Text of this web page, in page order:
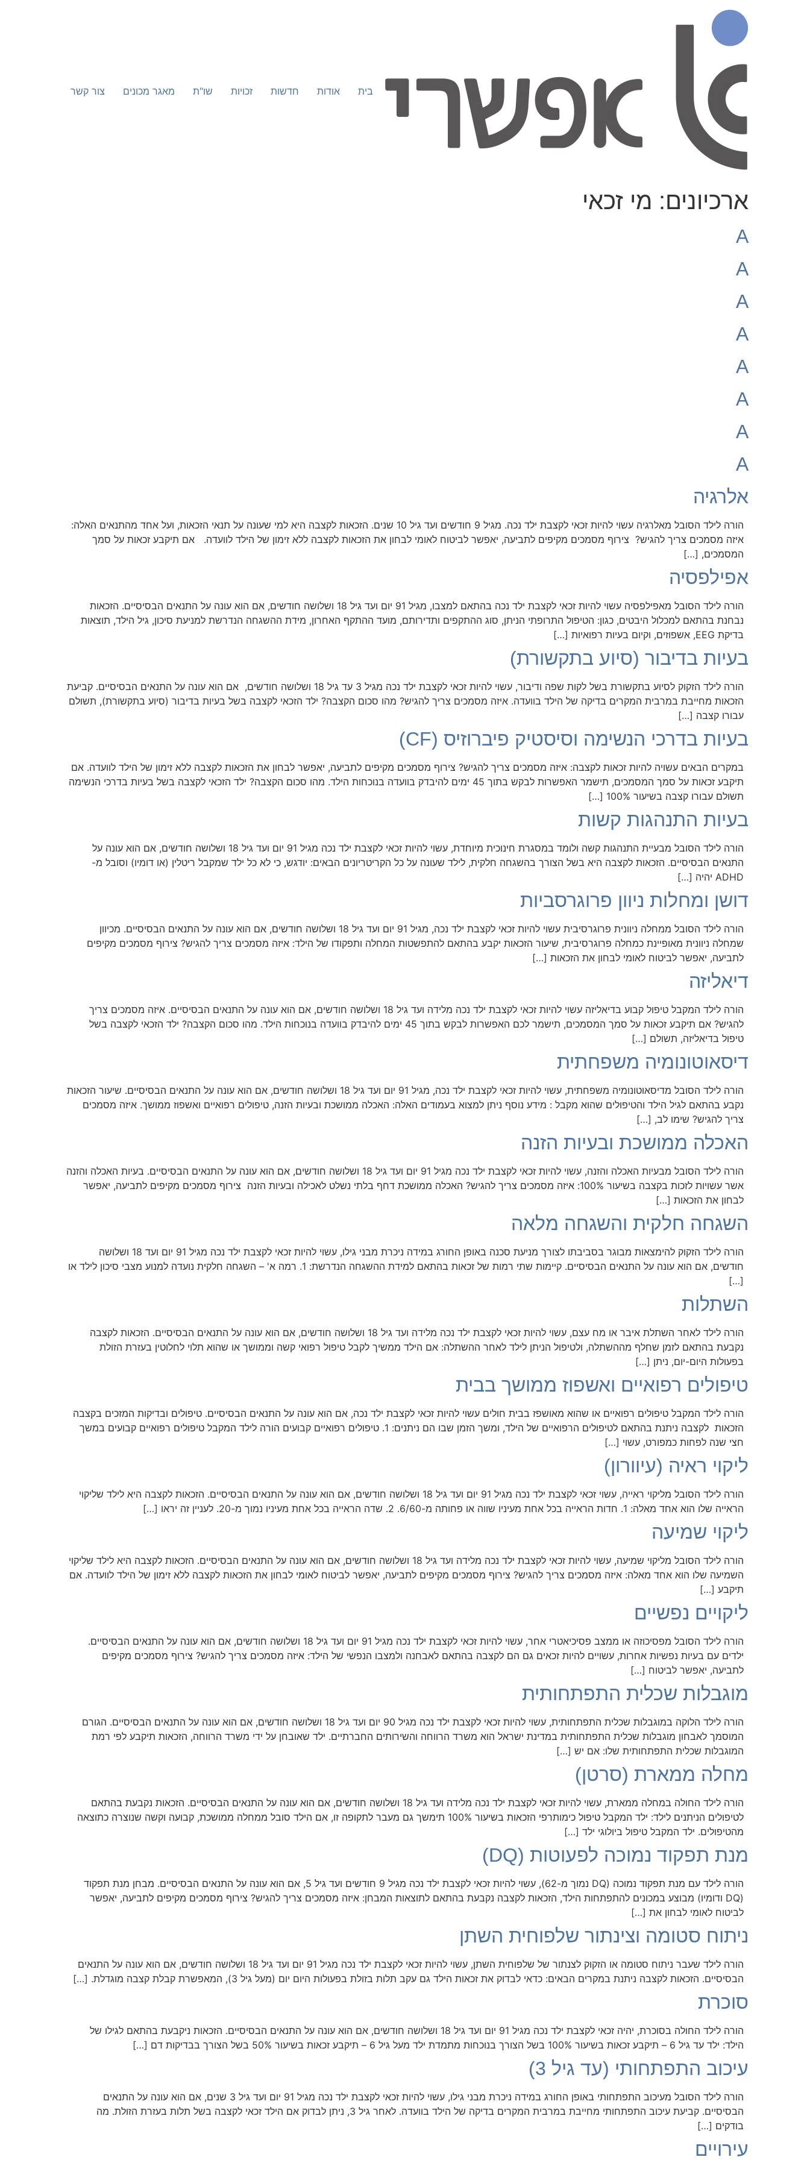
בית אודות חדשות זכויות שו"ת מאגר מכונים צור קשר
ארכיונים: מי זכאי
A
A
A
A
A
A
A
A
אלרגיה
הורה לילד הסובל מאלרגיה עשוי להיות זכאי לקצבת ילד נכה. מגיל 9 חודשים ועד גיל 10 שנים. הזכאות לקצבה היא למי שעונה על תנאי הזכאות, ועל אחד מהתנאים האלה:
איזה מסמכים צריך להגיש? צירוף מסמכים מקיפים לתביעה, יאפשר לביטוח לאומי לבחון את הזכאות לקצבה ללא זימון של הילד לוועדה. אם תיקבע זכאות על סמך
המסמכים, […]
אפילפסיה
הורה ל​ילד הסובל מאפילפסיה עשוי להיות זכאי לקצבת ילד נכה בהתאם למצבו, מגיל 91 יום ועד גיל 18 ושלושה חודשים, אם הוא עונה על התנאים הבסיסיים. הזכאות
נבחנת בהתאם למכלול היבטים, כגון: הטיפול התרופתי הניתן, סוג ההתקפים ותדירותם, מועד ההתקף האחרון, מידת ההשגחה הנדרשת למניעת סיכון, גיל הילד, תוצאות
בדיקת EEG, אשפוזים, וקיום בעיות רפואיות […]
בעיות בדיבור (סיוע בתקשורת)
הורה לילד הזקוק לסיוע בתקשורת בשל לקות שפה ודיבור, עשוי להיות זכאי לקצבת ילד נכה מגיל 3 עד גיל 18 ושלושה חודשים, אם הוא עונה על התנאים הבסיסיים. קביעת
הזכאות מחייבת במרבית המקרים בדיקה של הילד בוועדה. איזה מסמכים צריך להגיש? מהו סכום הקצבה? ילד הזכאי לקצבה בשל בעיות בדיבור (סיוע בתקשורת), תשולם
עבורו קצבה […]
בעיות בדרכי הנשימה וסיסטיק פיברוזיס (CF)
במקרים הבאים עשויה להיות זכאות לקצבה: איזה מסמכים צריך להגיש? צירוף מסמכים מקיפים לתביעה, יאפשר לבחון את הזכאות לקצבה ללא זימון של הילד לוועדה. אם
תיקבע זכאות על סמך המסמכים, תישמר האפשרות לבקש בתוך 45 ימים להיבדק בוועדה בנוכחות הילד. מהו סכום הקצבה? ילד הזכאי לקצבה בשל בעיות בדרכי הנשימה
תשולם עבורו קצבה בשיעור 100% […]
בעיות התנהגות קשות
הורה ל​ילד הסובל מבעיית התנהגות קשה ולומד במסגרת חינוכית מיוחדת, עשוי להיות זכאי לקצבת ילד נכה מגיל 91 יום ועד גיל 18 ושלושה חודשים, אם הוא עונה על
התנאים הבסיסיים. הזכאות לקצבה היא בשל הצורך בהשגחה חלקית, לילד שעונה על כל הקריטריונים הבאים: יודגש, כי לא כל ילד שמקבל ריטלין (או דומיו) וסובל מ-
ADHD יהיה […]
דושן ומחלות ניוון פרוגרסביות
הורה ל​ילד הסובל ממחלה ניוונית פרוגרסיבית עשוי להיות זכאי לקצבת ילד נכה, מגיל 91 יום ועד גיל 18 ושלושה חודשים, אם הוא עונה על התנאים הבסיסיים. מכיוון
שמחלה ניוונית מאופיינת כמחלה פרוגרסיבית, שיעור הזכאות יקבע בהתאם להתפשטות המחלה ותפקודו של הילד: איזה מסמכים צריך להגיש? צירוף מסמכים מקיפים
לתביעה, יאפשר לביטוח לאומי לבחון את הזכאות […]
דיאליזה
הורה ל​ילד המקבל טיפול קבוע בדיאליזה עשוי להיות זכאי לקצבת ילד נכה מלידה ועד גיל 18 ושלושה חודשים, אם הוא עונה על התנאים הבסיסיים. איזה מסמכים צריך
להגיש? אם תיקבע זכאות על סמך המסמכים, תישמר לכם האפשרות לבקש בתוך 45 ימים להיבדק בוועדה בנוכחות הילד. מהו סכום הקצבה? ילד הזכאי לקצבה בשל
טיפול בדיאליזה, תשולם […]
דיסאוטונומיה משפחתית
הורה לילד הסובל מדיסאוטונומיה משפחתית, עשוי להיות זכאי לקצבת ילד נכה, מגיל 91 יום ועד גיל 18 ושלושה חודשים, אם הוא עונה על התנאים הבסיסיים. שיעור הזכאות
נקבע בהתאם לגיל הילד והטיפולים שהוא מקבל : מידע נוסף ניתן למצוא בעמודים האלה: האכלה ממושכת ובעיות הזנה, טיפולים רפואיים ואשפוז ממושך. איזה מסמכים
צריך להגיש? שימו לב, […]
האכלה ממושכת ובעיות הזנה
הורה ל​ילד הסובל מבעיות האכלה והזנה, עשוי להיות זכאי לקצבת ילד נכה מגיל 91 יום ועד גיל 18 ושלושה חודשים, אם הוא עונה על התנאים הבסיסיים. בעיות האכלה והזנה
אשר עשויות לזכות בקצבה בשיעור 100%: איזה מסמכים צריך להגיש? האכלה ממושכת דחף בלתי נשלט לאכילה ובעיות הזנה צירוף מסמכים מקיפים לתביעה, יאפשר
לבחון את הזכאות […]
השגחה חלקית והשגחה מלאה
הורה לילד הזקוק להימצאות מבוגר בסביבתו לצורך מניעת סכנה באופן החורג במידה ניכרת מבני גילו, עשוי להיות זכאי לקצבת ילד נכה מגיל 91 יום ועד 18 ושלושה
חודשים, אם הוא עונה על התנאים הבסיסיים. קיימות שתי רמות של זכאות בהתאם למידת ההשגחה הנדרשת: 1. רמה א' – השגחה חלקית נועדה למנוע מצבי סיכון לילד או
[…]
השתלות
הורה ל​ילד לאחר השתלת איבר או מח עצם, עשוי להיות זכאי לקצבת ילד נכה מלידה ועד גיל 18 ושלושה חודשים, אם הוא עונה על התנאים הבסיסיים. הזכאות לקצבה
נקבעת בהתאם לזמן שחלף מההשתלה, ולטיפול הניתן לילד לאחר ההשתלה: אם הילד ממשיך לקבל טיפול רפואי קשה וממושך או שהוא תלוי לחלוטין בעזרת הזולת
בפעולות היום-יום, ניתן […]
טיפולים רפואיים ואשפוז ממושך בבית
הורה לילד המקבל טיפולים רפואיים או שהוא מאושפז בבית חולים עשוי להיות זכאי לקצבת ילד נכה, אם הוא עונה על התנאים הבסיסיים. טיפולים ובדיקות המזכים בקצבה
הזכאות לקצבה ניתנת בהתאם לטיפולים הרפואיים של הילד, ומשך הזמן שבו הם ניתנים: 1. טיפולים רפואיים קבועים הורה לילד המקבל טיפולים רפואיים קבועים במשך
חצי שנה לפחות כמפורט, עשוי […]
ליקוי ראיה (עיוורון)
הורה לילד הסובל מליקוי ראייה, עשוי זכאי לקצבת ילד נכה מגיל 91 יום ועד גיל 18 ושלושה חודשים, אם הוא עונה על התנאים הבסיסיים. הזכאות לקצבה היא לילד שליקוי
הראייה שלו הוא אחד מאלה: 1. חדות הראייה בכל אחת מעיניו שווה או פחותה מ-6/60. 2. שדה הראייה בכל אחת מעיניו נמוך מ-20. לעניין זה יראו […]
ליקוי שמיעה
הורה ל​ילד הסובל מליקוי שמיעה, עשוי להיות זכאי לקצבת ילד נכה מלידה ועד גיל 18 ושלושה חודשים, אם הוא עונה על התנאים הבסיסיים. הזכאות לקצבה היא לילד שליקוי
השמיעה שלו הוא אחד מאלה: איזה מסמכים צריך להגיש? צירוף מסמכים מקיפים לתביעה, יאפשר לביטוח לאומי לבחון את הזכאות לקצבה ללא זימון של הילד לוועדה. אם
תיקבע […]
ליקויים נפשיים
הורה ל​ילד הסובל מפסיכוזה או ממצב פסיכיאטרי אחר, עשוי להיות זכאי לקצבת ילד נכה מגיל 91 יום ועד גיל 18 ושלושה חודשים, אם הוא עונה על התנאים הבסיסיים.
ילדים עם בעיות נפשיות אחרות, עשויים להיות זכאים גם הם לקצבה בהתאם לאבחנה ולמצבו הנפשי של הילד: איזה מסמכים צריך להגיש? צירוף מסמכים מקיפים
לתביעה, יאפשר לביטוח […]
מוגבלות שכלית התפתחותית
הורה לילד הלוקה במוגבלות שכלית התפתחותית, עשוי להיות זכאי לקצבת ילד נכה מגיל 90 יום ועד גיל 18 ושלושה חודשים, אם הוא עונה על התנאים הבסיסיים. הגורם
המוסמך לאבחון מוגבלות שכלית התפתחותית במדינת ישראל הוא משרד הרווחה והשירותים החברתיים. ילד שאובחן על ידי משרד הרווחה, הזכאות תיקבע לפי רמת
המוגבלות שכלית התפתחותית שלו: אם יש […]
מחלה ממארת (סרטן)
הורה לילד החולה במחלה ממארת, עשוי להיות זכאי לקצבת ילד נכה מלידה ועד גיל 18 ושלושה חודשים, אם הוא עונה על התנאים הבסיסיים. הזכאות נקבעת בהתאם
לטיפולים הניתנים לילד: ילד המקבל טיפול כימותרפי הזכאות בשיעור 100% תימשך גם מעבר לתקופה זו, אם הילד סובל ממחלה ממושכת, קבועה וקשה שנוצרה כתוצאה
מהטיפולים. ילד המקבל טיפול ביולוגי ילד […]
מנת תפקוד נמוכה לפעוטות (DQ)
הורה לילד עם מנת תפקוד נמוכה (DQ נמוך מ-62), עשוי להיות זכאי לקצבת ילד נכה מגיל 9 חודשים ועד גיל 5, אם הוא עונה על התנאים הבסיסיים. מבחן מנת תפקוד
(DQ ודומיו) מבוצע במכונים להתפתחות הילד, הזכאות לקצבה נקבעת בהתאם לתוצאות המבחן: איזה מסמכים צריך להגיש? צירוף מסמכים מקיפים לתביעה, יאפשר
לביטוח לאומי לבחון את […]
ניתוח סטומה וצינתור שלפוחית השתן
הורה ל​ילד שעבר ניתוח סטומה או הזקוק לצנתור של שלפוחית השתן, עשוי להיות זכאי לקצבת ילד נכה מגיל 91 יום ועד גיל 18 ושלושה חודשים, אם הוא עונה על התנאים
הבסיסיים. הזכאות לקצבה ניתנת במקרים הבאים: כדאי לבדוק את זכאות הילד גם עקב תלות בזולת בפעולות היום יום (מעל גיל 3), המאפשרת קבלת קצבה מוגדלת. […]
סוכרת
הורה לילד החולה בסוכרת, יהיה זכאי לקצבת ילד נכה מגיל 91 יום ועד גיל 18 ושלושה חודשים, אם הוא עונה על התנאים הבסיסיים. הזכאות ניקבעת בהתאם לגילו של
הילד: ילד עד גיל 6 – תיקבע זכאות בשיעור 100% בשל הצורך בנוכחות מתמדת ילד מעל גיל 6 – תיקבע זכאות בשיעור 50% בשל הצורך בבדיקות דם […]
עיכוב התפתחותי (עד גיל 3)
הורה לילד הסובל מעיכוב התפתחותי באופן החורג במידה ניכרת מבני גילו, עשוי להיות זכאי לקצבת ילד נכה מגיל 91 יום ועד גיל 3 שנים, אם הוא עונה על התנאים
הבסיסיים. קביעת עיכוב התפתחותי מחייבת במרבית המקרים בדיקה של הילד בוועדה. לאחר גיל 3, ניתן לבדוק אם הילד זכאי לקצבה בשל תלות בעזרת הזולת. מה
בודקים […]
עירויים